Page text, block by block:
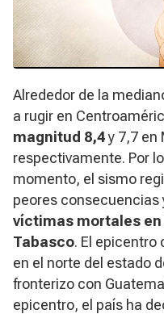
Alrededor de la
a rugir en
magnitud 8,4y 7,7 en
respectivamente. Por
momento, el sismo
peores consecuencias
víctimas mortales en
Tabasco. El epicentro
en el norte del estado
fronterizo con
epicentro, el país ha